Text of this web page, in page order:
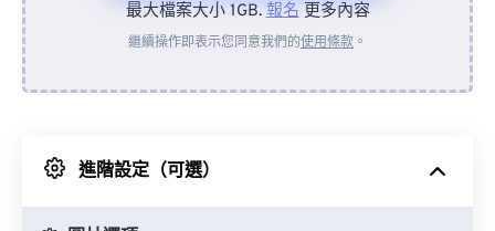
來自裝置
來自 Google 雲端硬碟
最大檔案大小 1GB.報名更多內容
繼續操作即表示您同意我們的使用條款 。
進階設定（可選）